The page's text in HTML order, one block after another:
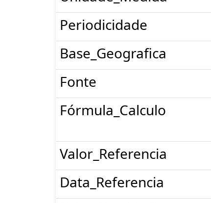
Periodicidade
Base_Geografica
Fonte
Fórmula_Calculo
Valor_Referencia
Data_Referencia